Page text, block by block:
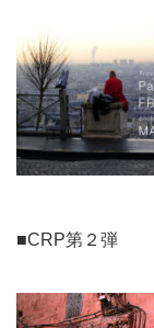
■CRP第２弾